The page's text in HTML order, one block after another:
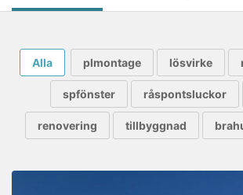
Alla plmontage lösvirke
spfönster råspontsluckor
renovering tillbyggnad